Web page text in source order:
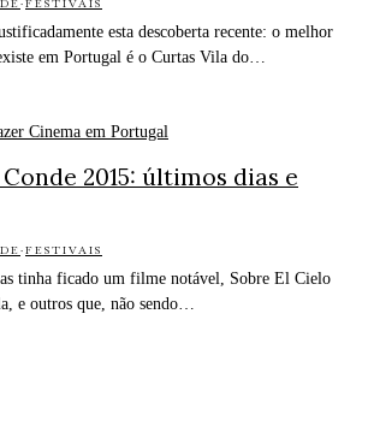
·FESTIVAIS
esta descoberta recente: o melhor
em Portugal é o Curtas Vila do…
2015: últimos dias e
·FESTIVAIS
tinha ficado um filme notável, Sobre El Cielo
e outros que, não sendo…